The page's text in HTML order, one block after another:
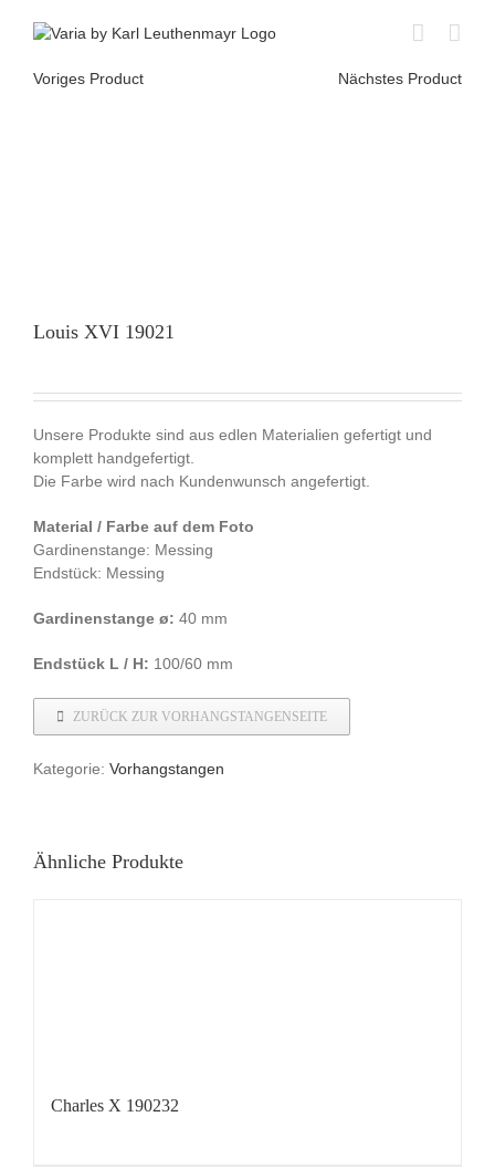
Voriges Product
Nächstes Product
Louis XVI 19021
Unsere Produkte sind aus edlen Materialien gefertigt und
komplett handgefertigt.
Die Farbe wird nach Kundenwunsch angefertigt.
Material / Farbe auf dem Foto
Gardinenstange: Messing
Endstück: Messing
Gardinenstange ø: 40 mm
Endstück L / H: 100/60 mm
ZURÜCK ZUR VORHANGSTANGENSEITE
Kategorie: Vorhangstangen
Ähnliche Produkte
Charles X 190232